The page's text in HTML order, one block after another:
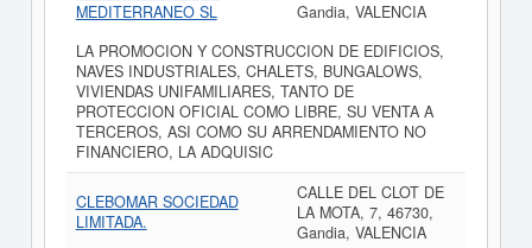
MEDITERRANEO SL
Gandia, VALENCIA
LA PROMOCION Y CONSTRUCCION DE EDIFICIOS,
NAVES INDUSTRIALES, CHALETS, BUNGALOWS,
VIVIENDAS UNIFAMILIARES, TANTO DE
PROTECCION OFICIAL COMO LIBRE, SU VENTA A
TERCEROS, ASI COMO SU ARRENDAMIENTO NO
FINANCIERO, LA ADQUISIC
CLEBOMAR SOCIEDAD
LIMITADA.
CALLE DEL CLOT DE
LA MOTA, 7, 46730,
Gandia, VALENCIA